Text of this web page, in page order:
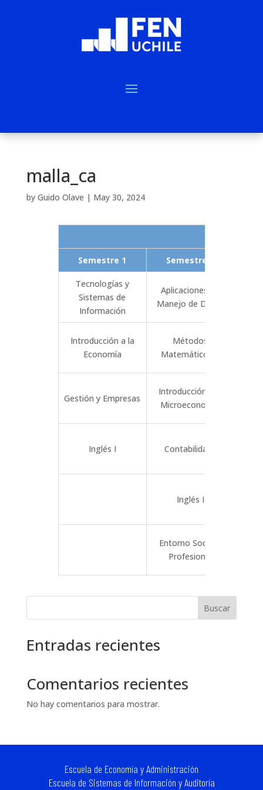
malla_ca
by Guido Olave | May 30, 2024
Semestre 1 Semestre 2
Tecnologías y
Sistemas de
Información
Aplicaciones de
Manejo de Datos
Introducción a la
Economía
Métodos
Matemáticos II
Gestión y Empresas
Introducción a la
Microeconomía
Inglés I Contabilidad I
Inglés I
Entorno Social y
Profesional
Buscar
Entradas recientes
Comentarios recientes
No hay comentarios para mostrar.
Escuela de Economía y Administración
Escuela de Sistemas de Información y Auditoría